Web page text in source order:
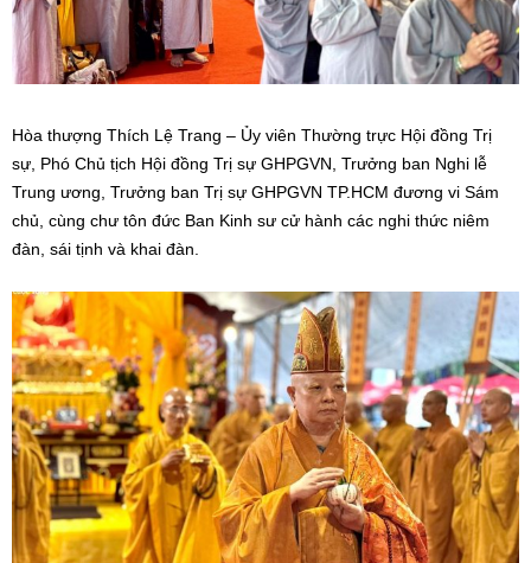
Hòa thượng Thích Lệ Trang – Ủy viên Thường trực Hội đồng Trị
sự, Phó Chủ tịch Hội đồng Trị sự GHPGVN, Trưởng ban Nghi lễ
Trung ương, Trưởng ban Trị sự GHPGVN TP.HCM đương vi Sám
chủ, cùng chư tôn đức Ban Kinh sư cử hành các nghi thức niêm
đàn, sái tịnh và khai đàn.